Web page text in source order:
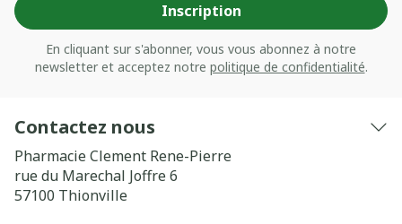
Inscription
En cliquant sur s'abonner, vous vous abonnez à notre
newsletter et acceptez notre politique de confidentialité.
Contactez nous
Pharmacie Clement Rene-Pierre
rue du Marechal Joffre 6
57100 Thionville